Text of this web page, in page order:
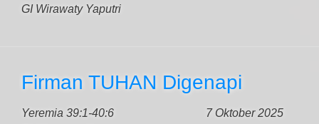
GI Wirawaty Yaputri
Firman TUHAN Digenapi
Yeremia 39:1-40:6
7 Oktober 2025